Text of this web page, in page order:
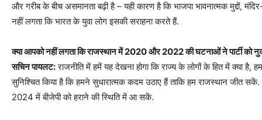
और गरीब के बीच असमानता बढ़ी है – यही कारण है कि भाजपा भावनात्मक मुद्दों,
नहीं लगता कि भारत के युवा लोग इसकी सराहना करते हैं.
क्या आपको नहीं लगता कि राजस्थान में 2020 और 2022 की घटनाओं ने पार्टी को
सचिन पायलट:राजनीति में हमें यह देखना होगा कि राज्य के लोगों के हित में
सुनिश्चित किया है कि हमने सुधारात्मक कदम उठाए हैं ताकि हम राजस्थान जीत
2024 में बीजेपी को हराने की स्थिति में आ सकें.